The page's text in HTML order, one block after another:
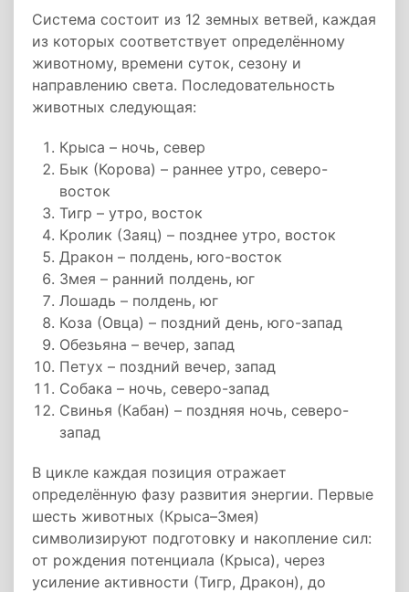
Система состоит из 12 земных ветвей, каждая
из которых соответствует определённому
животному, времени суток, сезону и
направлению света. Последовательность
животных следующая:
Крыса – ночь, север
Бык (Корова) – раннее утро, северо-
восток
Тигр – утро, восток
Кролик (Заяц) – позднее утро, восток
Дракон – полдень, юго-восток
Змея – ранний полдень, юг
Лошадь – полдень, юг
Коза (Овца) – поздний день, юго-запад
Обезьяна – вечер, запад
Петух – поздний вечер, запад
Собака – ночь, северо-запад
Свинья (Кабан) – поздняя ночь, северо-
запад
В цикле каждая позиция отражает
определённую фазу развития энергии. Первые
шесть животных (Крыса–Змея)
символизируют подготовку и накопление сил:
от рождения потенциала (Крыса), через
усиление активности (Тигр, Дракон), до